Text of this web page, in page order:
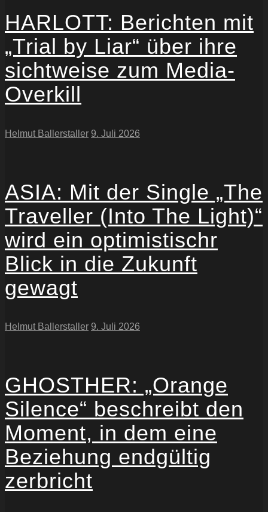
HARLOTT: Berichten mit
„Trial by Liar“ über ihre
sichtweise zum Media-
Overkill
Helmut Ballerstaller 9. Juli 2026
ASIA: Mit der Single „The
Traveller (Into The Light)“
wird ein optimistischr
Blick in die Zukunft
gewagt
Helmut Ballerstaller 9. Juli 2026
GHOSTHER: „Orange
Silence“ beschreibt den
Moment, in dem eine
Beziehung endgültig
zerbricht